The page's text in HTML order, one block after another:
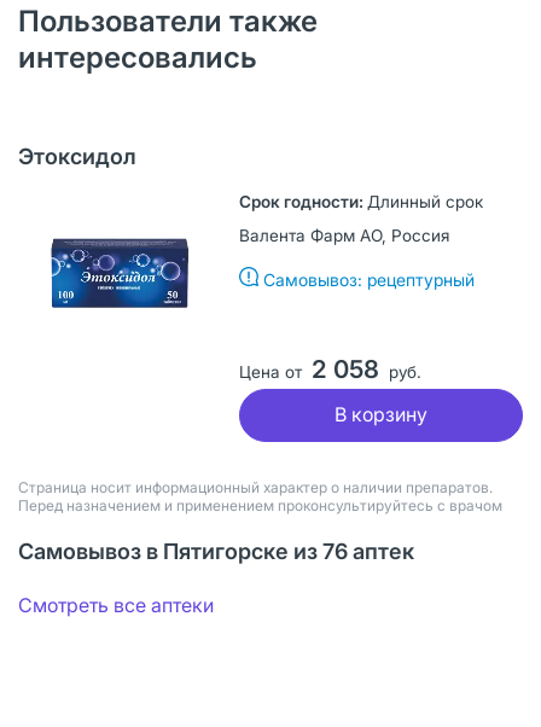
Пользователи также
интересовались
Этоксидол
Длинный срок
Валента Фарм АО, Россия
Самовывоз: рецептурный
Цена от 2 058 руб.
В корзину
Страница носит информационный характер о наличии препаратов.
Перед назначением и применением проконсультируйтесь с врачом
Самовывоз в Пятигорске из 76 аптек
Смотреть все аптеки